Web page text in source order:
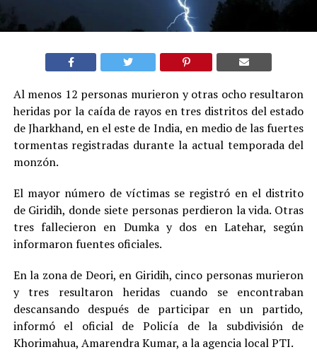
Al menos 12 personas murieron y otras ocho resultaron
heridas por la caída de rayos en tres distritos del estado
de Jharkhand, en el este de India, en medio de las fuertes
tormentas registradas durante la actual temporada del
monzón.
El mayor número de víctimas se registró en el distrito
de Giridih, donde siete personas perdieron la vida. Otras
tres fallecieron en Dumka y dos en Latehar, según
informaron fuentes oficiales.
En la zona de Deori, en Giridih, cinco personas murieron
y tres resultaron heridas cuando se encontraban
descansando después de participar en un partido,
informó el oficial de Policía de la subdivisión de
Khorimahua, Amarendra Kumar, a la agencia local PTI.